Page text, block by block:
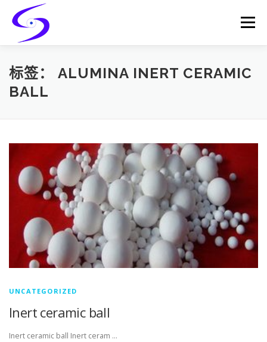
content
Menu
HOME PRODUCTS CATALYST-CARRIER
标签： ALUMINA INERT CERAMIC
BALL
UNCATEGORIZED
Inert ceramic ball
Inert ceramic ball Inert ceram …